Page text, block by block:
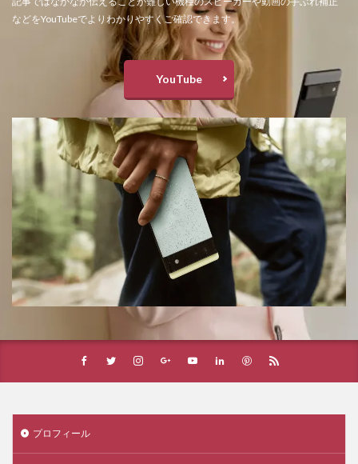
などをYouTubeでよりわかりやすくご確認できます。
YouTube
プロフィール